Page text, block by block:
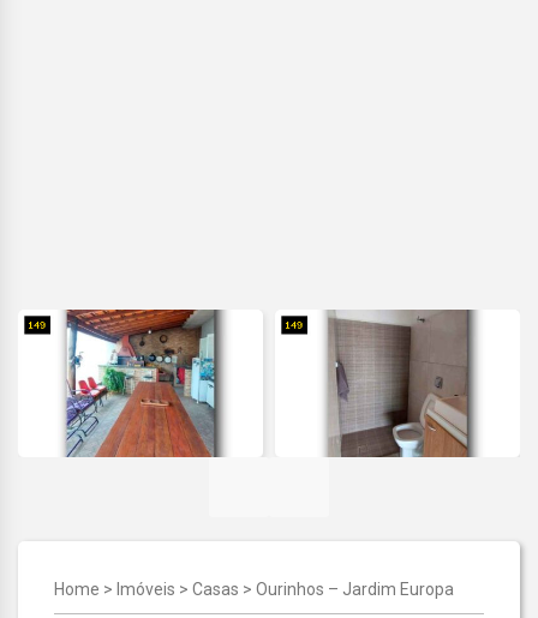
Home > Imóveis > Casas > Ourinhos – Jardim Europa